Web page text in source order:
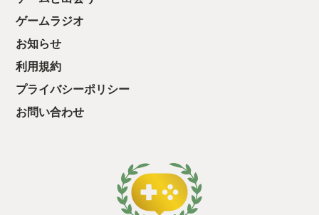
ゲームラジオ
お知らせ
利用規約
プライバシーポリシー
お問い合わせ